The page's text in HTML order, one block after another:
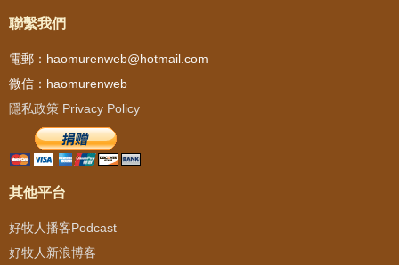
聯繫我們
電郵：haomurenweb@hotmail.com
微信：haomurenweb
隱私政策 Privacy Policy
其他平台
好牧人播客Podcast
好牧人新浪博客